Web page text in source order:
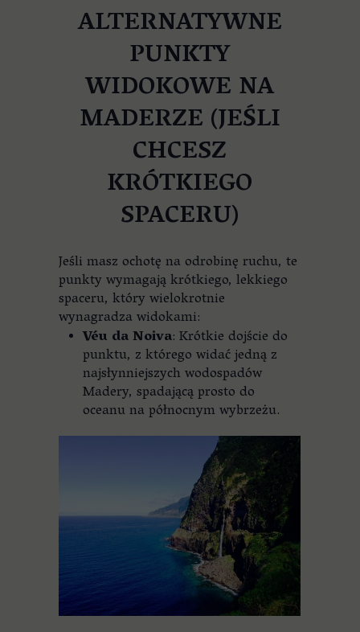
ALTERNATYWNE
PUNKTY
WIDOKOWE NA
MADERZE (JEŚLI
CHCESZ
KRÓTKIEGO
SPACERU)
Jeśli masz ochotę na odrobinę ruchu, te
punkty wymagają krótkiego, lekkiego
spaceru, który wielokrotnie
wynagradza widokami:
Véu da Noiva: Krótkie dojście do
punktu, z którego widać jedną z
najsłynniejszych wodospadów
Madery, spadającą prosto do
oceanu na północnym wybrzeżu.